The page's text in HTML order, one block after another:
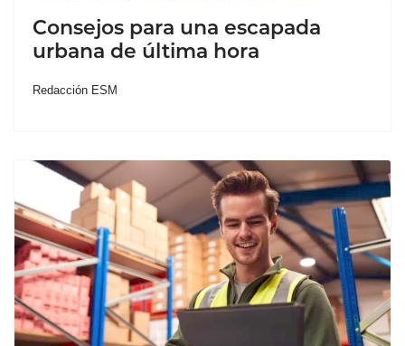
Consejos para una escapada
urbana de última hora
Redacción ESM